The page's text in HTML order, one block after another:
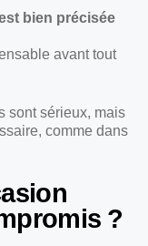
bien précisée
avant tout
sont sérieux, mais
comme dans
?